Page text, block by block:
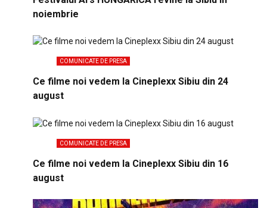
noiembrie
COMUNICATE DE PRESA
Ce filme noi vedem la Cineplexx Sibiu din 24
august
COMUNICATE DE PRESA
Ce filme noi vedem la Cineplexx Sibiu din 16
august